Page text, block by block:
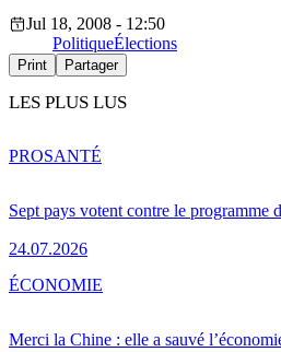
Jul 18, 2008 - 12:50
PolitiqueÉlections
Print Partager
LES PLUS LUS
Sept pays votent contre le programme
24.07.2026
PROSANTÉ
Merci la Chine : elle a sauvé
ÉCONOMIE